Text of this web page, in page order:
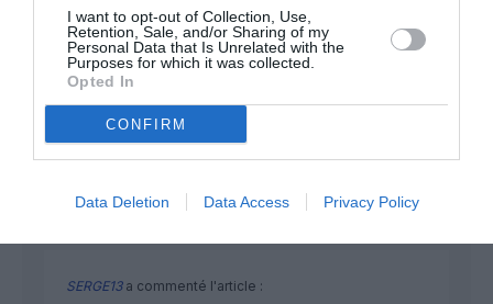
I want to opt-out of Collection, Use,
Retention, Sale, and/or Sharing of my
Personal Data that Is Unrelated with the
Purposes for which it was collected.
Opted In
CONFIRM
Data Deletion Data Access Privacy Policy
DERNIERS COMMENTAIRES
d’OVNI
SERGE13a commenté l'article :